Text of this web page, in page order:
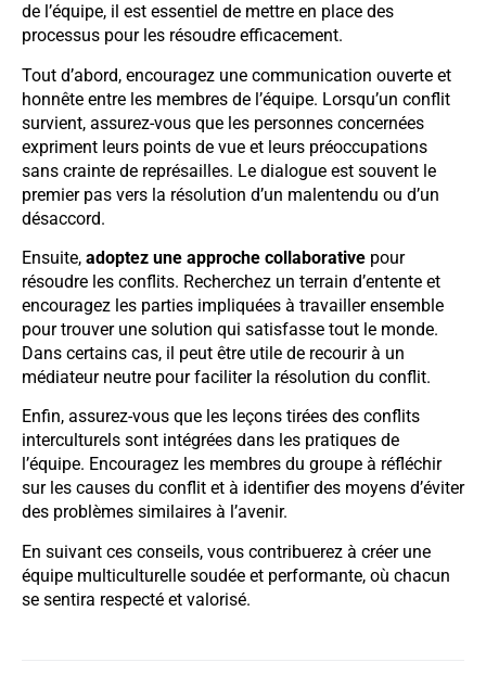
de l’équipe, il est essentiel de mettre en place des
processus pour les résoudre efficacement.
Tout d’abord, encouragez une communication ouverte et
honnête entre les membres de l’équipe. Lorsqu’un conflit
survient, assurez-vous que les personnes concernées
expriment leurs points de vue et leurs préoccupations
sans crainte de représailles. Le dialogue est souvent le
premier pas vers la résolution d’un malentendu ou d’un
désaccord.
Ensuite, adoptez une approche collaborative pour
résoudre les conflits. Recherchez un terrain d’entente et
encouragez les parties impliquées à travailler ensemble
pour trouver une solution qui satisfasse tout le monde.
Dans certains cas, il peut être utile de recourir à un
médiateur neutre pour faciliter la résolution du conflit.
Enfin, assurez-vous que les leçons tirées des conflits
interculturels sont intégrées dans les pratiques de
l’équipe. Encouragez les membres du groupe à réfléchir
sur les causes du conflit et à identifier des moyens d’éviter
des problèmes similaires à l’avenir.
En suivant ces conseils, vous contribuerez à créer une
équipe multiculturelle soudée et performante, où chacun
se sentira respecté et valorisé.